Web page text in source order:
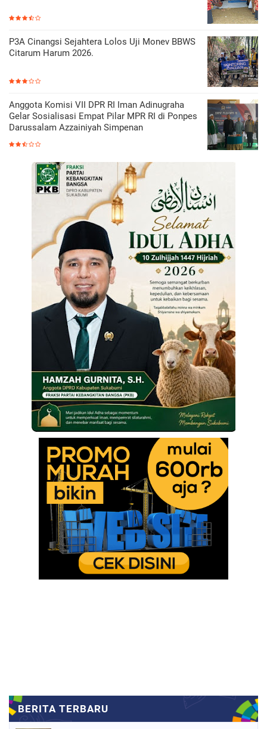
P3A Cinangsi Sejahtera Lolos Uji Monev BBWS
Citarum Harum 2026.
Anggota Komisi VII DPR RI Iman Adinugraha
Gelar Sosialisasi Empat Pilar MPR RI di Ponpes
Darussalam Azzainiyah Simpenan